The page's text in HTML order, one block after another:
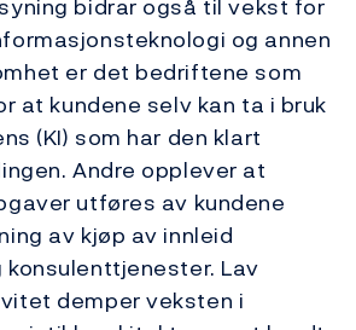
og annen
er det bedriftene som
at kundene selv kan ta i bruk
(KI) som har den klart
Andre opplever at
utføres av kundene
av kjøp av innleid
Lav
demper veksten i